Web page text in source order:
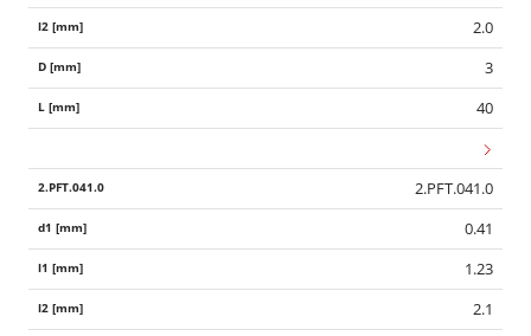
2.0
3
40
2.PFT.041.0
0.41
1.23
2.1